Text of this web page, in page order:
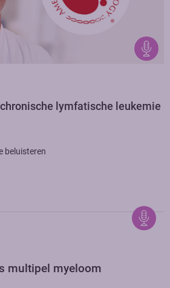
lymfatische leukemie
beluisteren
multipel myeloom